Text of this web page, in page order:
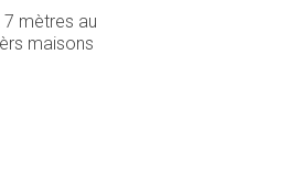
mètres au
maisons